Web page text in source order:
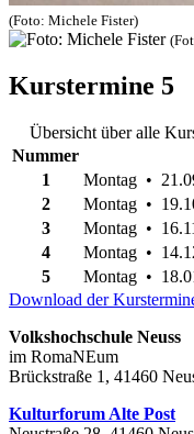
(Foto: Michele Fister)
Kurstermine 5
Übersicht über alle
Nummer
1
Montag •
2
Montag •
3
Montag •
4
Montag •
5
Montag •
Download der
Volkshochschule Neuss
im RomaNEum
Brückstraße 1, 41460
Kulturforum Alte Post